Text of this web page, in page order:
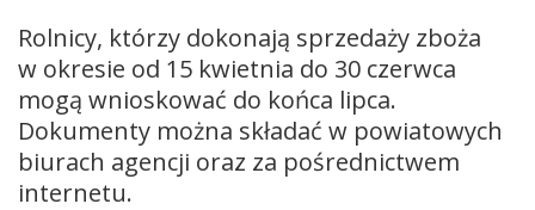
Rolnicy, którzy dokonają sprzedaży zboża
w okresie od 15 kwietnia do 30 czerwca
mogą wnioskować do końca lipca.
Dokumenty można składać w powiatowych
biurach agencji oraz za pośrednictwem
internetu.